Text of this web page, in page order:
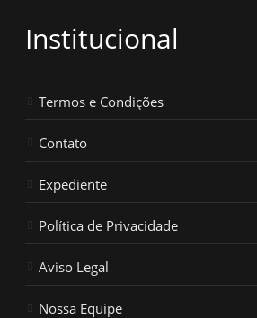
Institucional
Termos e Condições
Contato
Expediente
Política de Privacidade
Aviso Legal
Nossa Equipe